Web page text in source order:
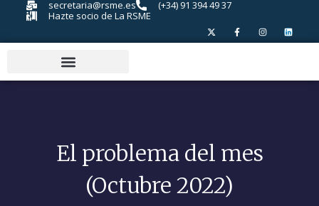
secretaria@rsme.es
(+34) 91 394 49 37
Hazte socio de La RSME
El problema del mes
(Octubre 2022)